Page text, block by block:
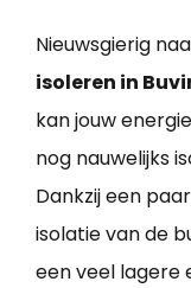
Nieuwsgierig
isoleren in
kan jouw
nog nauwelijks
Dankzij een
isolatie van de
een veel lagere